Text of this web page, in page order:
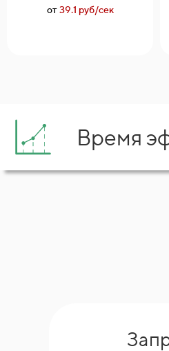
от39.1 руб/сек
Время